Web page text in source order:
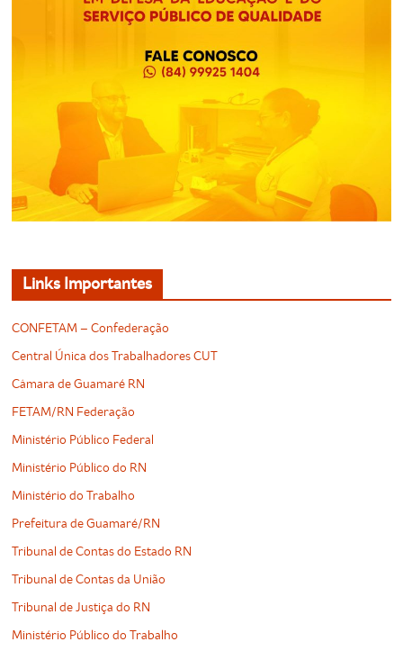
Links Importantes
CONFETAM – Confederação
Central Única dos Trabalhadores CUT
Câmara de Guamaré RN
FETAM/RN Federação
Ministério Público Federal
Ministério Público do RN
Ministério do Trabalho
Prefeitura de Guamaré/RN
Tribunal de Contas do Estado RN
Tribunal de Contas da União
Tribunal de Justiça do RN
Ministério Público do Trabalho